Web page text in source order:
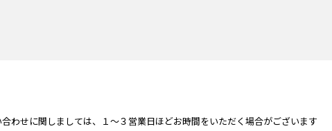
合わせに関しましては、１〜３営業日ほどお時間をいただく場合がございます